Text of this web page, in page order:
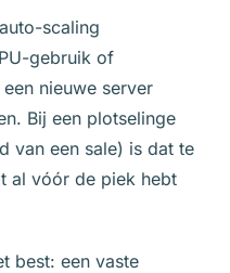
scaling
gebruik of
nieuwe server
Bij een plotselinge
van een sale) is dat te
al vóór de piek hebt
best: een vaste